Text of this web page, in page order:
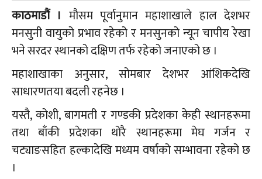
काठमाडौं । मौसम पूर्वानुमान महाशाखाले हाल देशभर
मनसुनी वायुको प्रभाव रहेको र मनसुनको न्यून चापीय रेखा
भने सरदर स्थानको दक्षिण तर्फ रहेको जनाएको छ ।
महाशाखाका अनुसार, सोमबार देशभर आंशिकदेखि
साधारणतया बदली रहनेछ ।
यस्तै, कोशी, बागमती र गण्डकी प्रदेशका केही स्थानहरूमा
तथा बाँकी प्रदेशका थोरै स्थानहरूमा मेघ गर्जन र
चट्याङसहित हल्कादेखि मध्यम वर्षाको सम्भावना रहेको छ
।